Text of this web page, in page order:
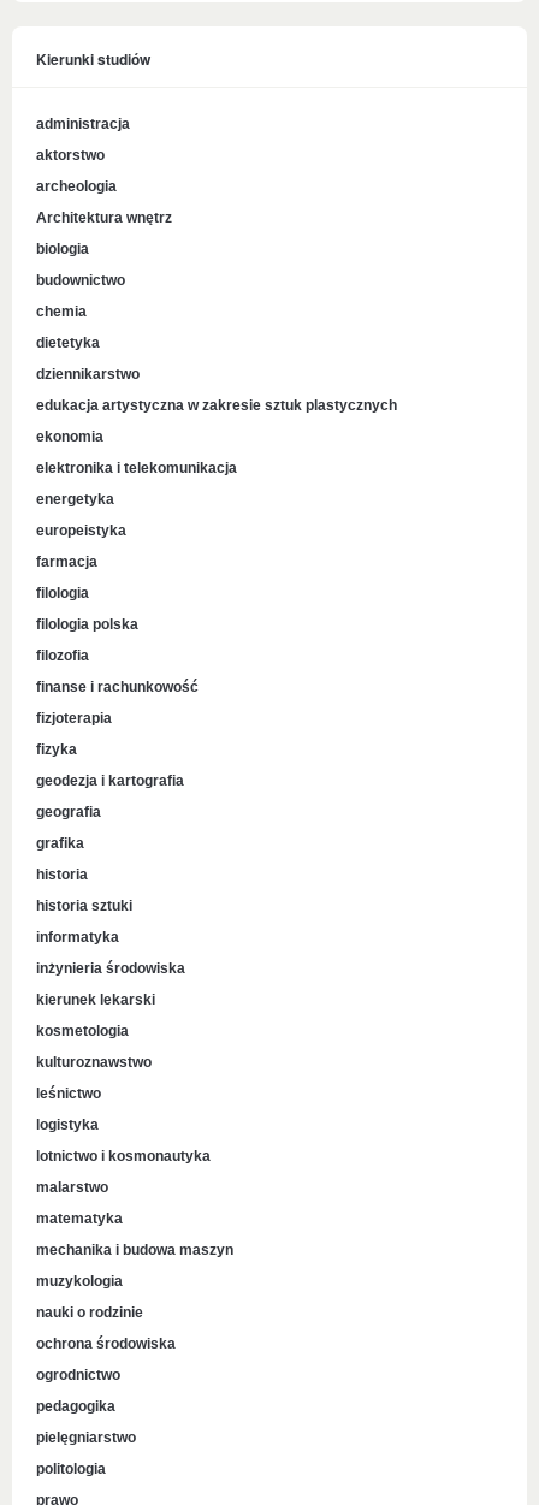
Kierunki studiów
administracja
aktorstwo
archeologia
Architektura wnętrz
biologia
budownictwo
chemia
dietetyka
dziennikarstwo
edukacja artystyczna w zakresie sztuk plastycznych
ekonomia
elektronika i telekomunikacja
energetyka
europeistyka
farmacja
filologia
filologia polska
filozofia
finanse i rachunkowość
fizjoterapia
fizyka
geodezja i kartografia
geografia
grafika
historia
historia sztuki
informatyka
inżynieria środowiska
kierunek lekarski
kosmetologia
kulturoznawstwo
leśnictwo
logistyka
lotnictwo i kosmonautyka
malarstwo
matematyka
mechanika i budowa maszyn
muzykologia
nauki o rodzinie
ochrona środowiska
ogrodnictwo
pedagogika
pielęgniarstwo
politologia
prawo